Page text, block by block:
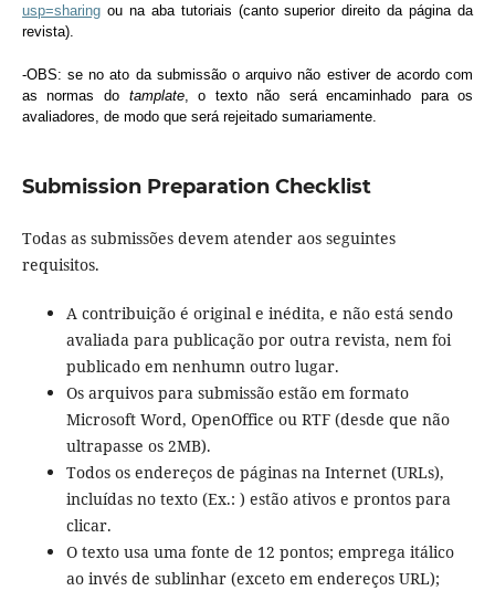
usp=sharingou na aba tutoriais (canto superior direito da página da
revista).
-OBS: se no ato da submissão o arquivo não estiver de acordo com
as normas do tamplate, o texto não será encaminhado para os
avaliadores, de modo que será rejeitado sumariamente.
Submission Preparation Checklist
Todas as submissões devem atender aos seguintes
requisitos.
A contribuição é original e inédita, e não está sendo
avaliada para publicação por outra revista, nem foi
publicado em nenhumn outro lugar.
Os arquivos para submissão estão em formato
Microsoft Word, OpenOffice ou RTF (desde que não
ultrapasse os 2MB).
Todos os endereços de páginas na Internet (URLs),
incluídas no texto (Ex.: ) estão ativos e prontos para
clicar.
O texto usa uma fonte de 12 pontos; emprega itálico
ao invés de sublinhar (exceto em endereços URL);